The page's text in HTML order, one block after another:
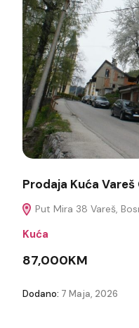
Prodaja Kuća
Put Mira 38 Vareš,
Kuća
87,000KM
Dodano: 7 Maja, 2026